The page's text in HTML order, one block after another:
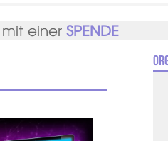
mit einerSPENDE